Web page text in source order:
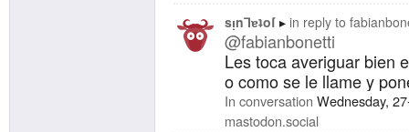
sᴉnꓶɐʇoſ in reply to
@fabianbonetti
Les toca averiguar bien
o como se le llame y
In conversation Wednesday,
mastodon.social